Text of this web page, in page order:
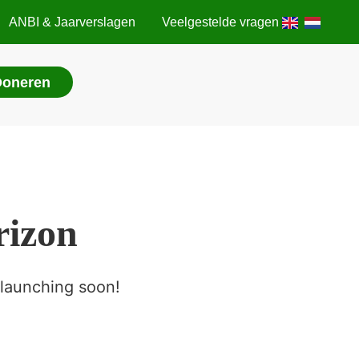
ANBI & Jaarverslagen Veelgestelde vragen
soon!